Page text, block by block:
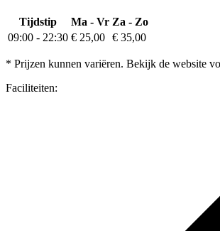
Tijdstip Ma - Vr Za - Zo
09:00 - 22:30 € 25,00 € 35,00
* Prijzen kunnen variëren. Bekijk de website
Faciliteiten: